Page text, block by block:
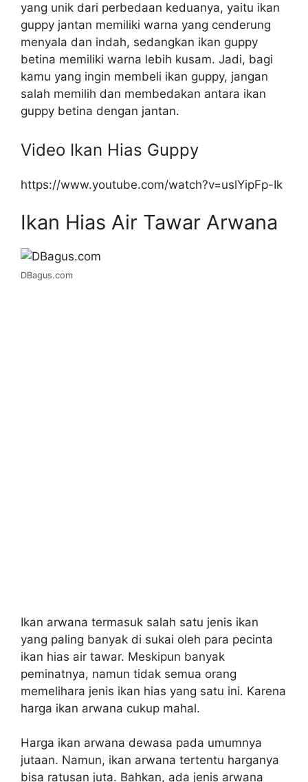
yang unik dari perbedaan keduanya, yaitu ikan
guppy jantan memiliki warna yang cenderung
menyala dan indah, sedangkan ikan guppy
betina memiliki warna lebih kusam. Jadi, bagi
kamu yang ingin membeli ikan guppy, jangan
salah memilih dan membedakan antara ikan
guppy betina dengan jantan.
Video Ikan Hias Guppy
https://www.youtube.com/watch?v=uslYipFp-Ik
Ikan Hias Air Tawar Arwana
DBagus.com
Ikan arwana termasuk salah satu jenis ikan
yang paling banyak di sukai oleh para pecinta
ikan hias air tawar. Meskipun banyak
peminatnya, namun tidak semua orang
memelihara jenis ikan hias yang satu ini. Karena
harga ikan arwana cukup mahal.
Harga ikan arwana dewasa pada umumnya
jutaan. Namun, ikan arwana tertentu harganya
bisa ratusan juta. Bahkan, ada jenis arwana